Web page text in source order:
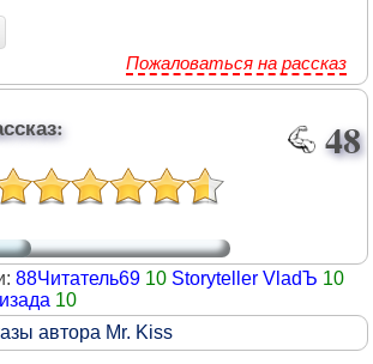
Пожаловаться на рассказ
48
88Читатель69 10 Storyteller VladЪ 10
10
автора Mr. Kiss